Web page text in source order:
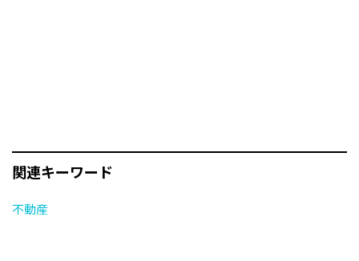
関連キーワード
不動産